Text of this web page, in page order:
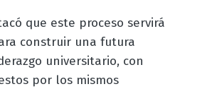
que este proceso servirá
construir una futura
universitario, con
por los mismos